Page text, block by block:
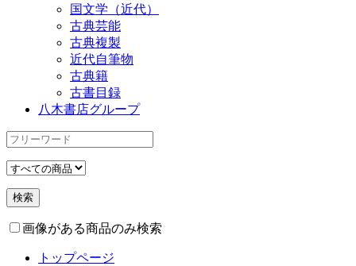
国文学（近代）
古典芸能
古典複製
近代自筆物
古典籍
古書目録
八木書店グループ
画像がある商品のみ検索
トップページ